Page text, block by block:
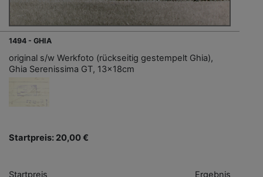
1494 - GHIA
original s/w Werkfoto (rückseitig gestempelt Ghia),
Ghia Serenissima GT, 13x18cm
Startpreis: 20,00 €
Startpreis Ergebnis